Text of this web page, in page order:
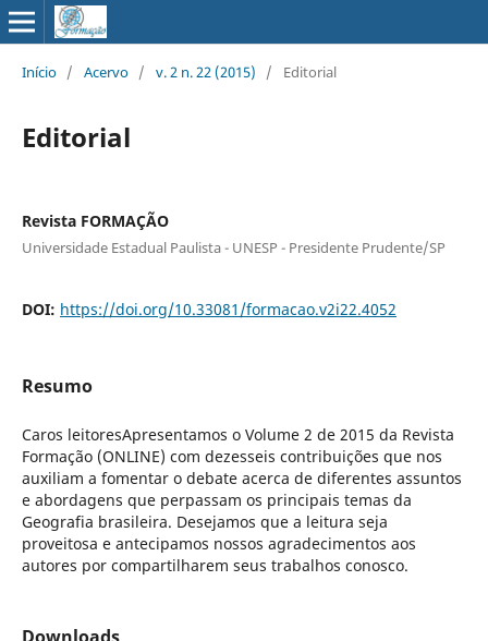
Início / Acervo / v. 2 n. 22 (2015) / Editorial
Editorial
Revista FORMAÇÃO
Universidade Estadual Paulista - UNESP - Presidente Prudente/SP
DOI: https://doi.org/10.33081/formacao.v2i22.4052
Resumo
Caros leitoresApresentamos o Volume 2 de 2015 da Revista
Formação (ONLINE) com dezesseis contribuições que nos
auxiliam a fomentar o debate acerca de diferentes assuntos
e abordagens que perpassam os principais temas da
Geografia brasileira. Desejamos que a leitura seja
proveitosa e antecipamos nossos agradecimentos aos
autores por compartilharem seus trabalhos conosco.